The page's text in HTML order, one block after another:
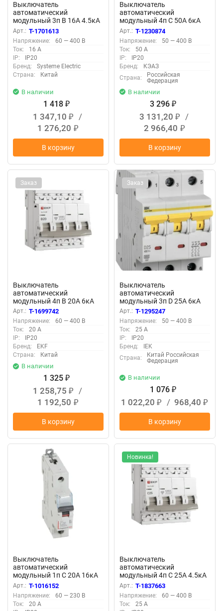
Выключатель
автоматический
модульный 3п B 16А 4.5кА
City9 Set 400В SE C9F14316
Арт.: T-1701613
Напряжение:
60 — 400 В
Ток:
16 А
IP:
IP20
Бренд:
Systeme Electric
Страна:
Китай
В наличии
1 418 ₽
1 347,10 ₽
/
1 276,20 ₽
В корзину
Выключатель
автоматический
модульный 4п C 50А 6кА
OptiDin BM63-4C50-УХЛ3
КЭАЗ 260896
Арт.: T-1230874
Напряжение:
50 — 400 В
Ток:
50 А
IP:
IP20
Бренд:
КЭАЗ
Страна:
Российская
Федерация
В наличии
3 296 ₽
3 131,20 ₽
/
2 966,40 ₽
В корзину
Заказ
Выключатель
автоматический
модульный 4п B 20А 6кА
ВА 47-63N PROxima EKF
M636420B
Арт.: T-1699742
Напряжение:
60 — 400 В
Ток:
20 А
IP:
IP20
Бренд:
EKF
Страна:
Китай
В наличии
1 325 ₽
1 258,75 ₽
/
1 192,50 ₽
В корзину
Заказ
Выключатель
автоматический
модульный 3п D 25А 6кА
ВА47-60M KARAT IEK
MVA31-3-025-D
Арт.: T-1295247
Напряжение:
50 — 400 В
Ток:
25 А
IP:
IP20
Бренд:
IEK
Страна:
Китай Российская
Федерация
В наличии
1 076 ₽
1 022,20 ₽ / 968,40 ₽
В корзину
Выключатель
автоматический
модульный 1п C 20А 16кА
DX3 10000 1мод. 230/400В
Leg 409115
Арт.: T-1016152
Напряжение:
60 — 230 В
Ток:
20 А
Новинка!
Выключатель
автоматический
модульный 4п C 25А 4.5кА
ВА 47-63N PROxima EKF
M634425C
Арт.: T-1837663
Напряжение:
60 — 400 В
Ток:
25 А